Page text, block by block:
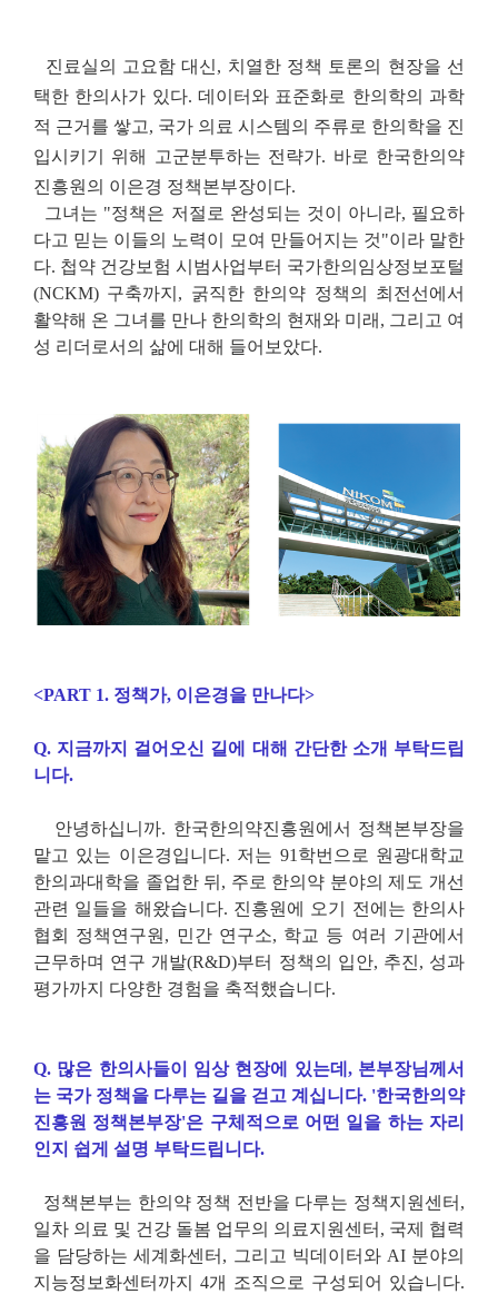
진료실의 고요함 대신, 치열한 정책 토론의 현장을 선
택한 한의사가 있다.데이터와 표준화로 한의학의 과학
적 근거를 쌓고, 국가 의료 시스템의 주류로 한의학을 진
입시키기 위해 고군분투하는 전략가. 바로 한국한의약
진흥원의 이은경 정책본부장이다.
그녀는 "정책은 저절로 완성되는 것이 아니라, 필요하
다고 믿는 이들의 노력이 모여 만들어지는 것"이라 말한
다. 첩약 건강보험 시범사업부터 국가한의임상정보포털
(NCKM) 구축까지 , 굵직한 한의약 정책의 최전선에서
활약해 온 그녀를 만나 한의학의 현재와 미래 , 그리고 여
성 리더로서의 삶에 대해 들어보았다.
<PART 1. 정책가, 이은경을 만나다>
Q. 지금까지 걸어오신 길에 대해 간단한 소개 부탁드립
니다.
안녕하십니까. 한국한의약진흥원에서 정책본부장을
맡고 있는 이은경입니다. 저는 91학번으로 원광대학교
한의과대학을 졸업한 뒤 , 주로 한의약 분야의 제도 개선
관련 일들을 해왔습니다. 진흥원에 오기 전에는 한의사
협회 정책연구원, 민간 연구소, 학교 등 여러 기관에서
근무하며 연구 개발(R&D)부터 정책의 입안, 추진, 성과
평가까지 다양한 경험을 축적했습니다.
Q. 많은 한의사들이 임상 현장에 있는데 , 본부장님께서
는 국가 정책을 다루는 길을 걷고 계십니다. '한국한의약
진흥원 정책본부장'은 구체적으로 어떤 일을 하는 자리
인지 쉽게 설명 부탁드립니다.
정책본부는 한의약 정책 전반을 다루는 정책지원센터 ,
일차 의료 및 건강 돌봄 업무의 의료지원센터 , 국제 협력
을 담당하는 세계화센터 , 그리고 빅데이터와 AI 분야의
지능정보화센터까지 4개 조직으로 구성되어 있습니다.